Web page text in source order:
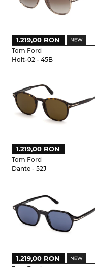
Tom Ford
Holt-02 - 45B
1.219,00 RON
Tom Ford
Dante - 52J
1.219,00 RON
1.219,00 RON